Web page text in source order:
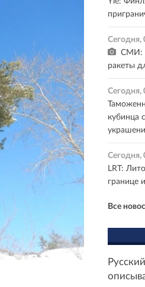
Сегодня,
СМИ:
ракеты
Сегодня,
кубинца
Сегодня,
LRT:
границе
Все